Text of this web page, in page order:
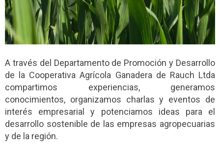
A través del Departamento de Promoción y Desarrollo
de la Cooperativa Agrícola Ganadera de Rauch Ltda
compartimos experiencias, generamos
conocimientos, organizamos charlas y eventos de
interés empresarial y potenciamos ideas para el
desarrollo sostenible de las empresas agropecuarias
y de la región.